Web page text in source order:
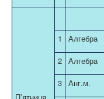
1 Алгебра
2 Алгебра
3 Анг.м.